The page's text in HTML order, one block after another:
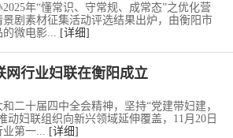
年“懂常识、守常规、成常态”之优化营
剧素材征集活动评选结果出炉，由衡阳市
微电影...
[详细]
网行业妇联在衡阳成立
二十届四中全会精神，坚持“党建带妇建，
动妇联组织向新兴领域延伸覆盖，11月20日
业第一...
[详细]